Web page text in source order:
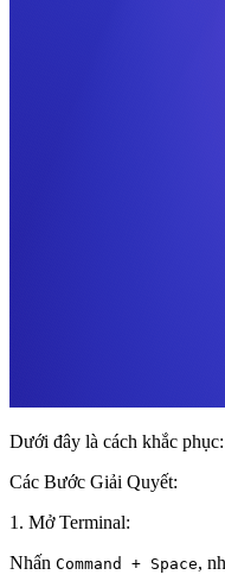
Dưới đây là cách khắc phục:
Các Bước Giải Quyết:
1. Mở Terminal:
Nhấn Command + Space,